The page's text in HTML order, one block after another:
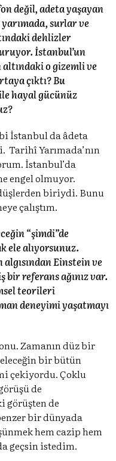
değil, adeta yaşayan
surlar ve
dehlizler
İstanbul’un
o gizemli ve
çıktı? Bu
hayal gücünüz
İstanbul da âdeta
Yarımada’nın
İstanbul’da
engel olmuyor.
biriydi. Bunu
çalıştım.
“şimdi”de
ele alıyorsunuz.
algısından Einstein ve
bir referans ağınız var.
teorileri
deneyimi yaşatmayı
Zamanın düz bir
bir bütün
çekiyordu. Çoklu
de
görüşten de
bir dünyada
hem cazip hem
geçsin istedim.